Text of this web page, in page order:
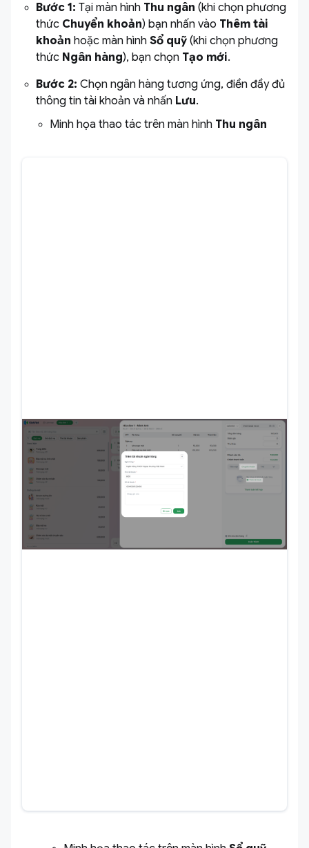
Bước 1: Tại màn hình Thu ngân (khi chọn phương
thức Chuyển khoản) bạn nhấn vào Thêm tài
khoản hoặc màn hình Sổ quỹ (khi chọn phương
thức Ngân hàng), bạn chọn Tạo mới.
Bước 2: Chọn ngân hàng tương ứng, điền đầy đủ
thông tin tài khoản và nhấn Lưu.
Minh họa thao tác trên màn hình Thu ngân